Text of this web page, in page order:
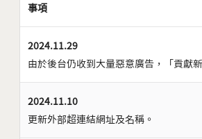
事項
2024.11.29
由於後台仍收到大量惡意廣告，「貢獻
2024.11.10
更新外部超連結網址及名稱。